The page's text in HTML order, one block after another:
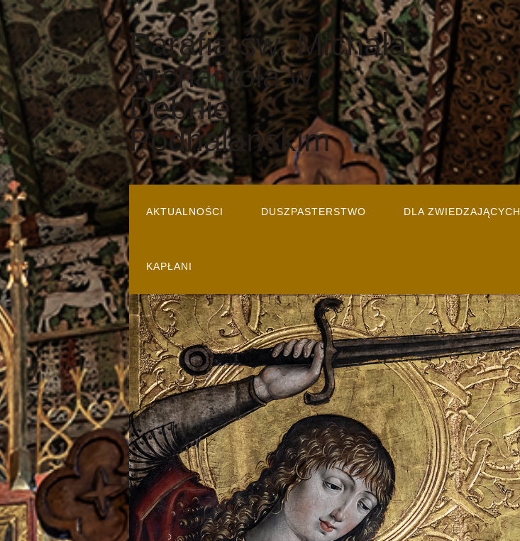
Parafia św. Michała
Archanioła w
Dębnie
Podhalańskim
AKTUALNOŚCI DUSZPASTERSTWO DLA ZWIEDZAJĄCYCH
KAPŁANI